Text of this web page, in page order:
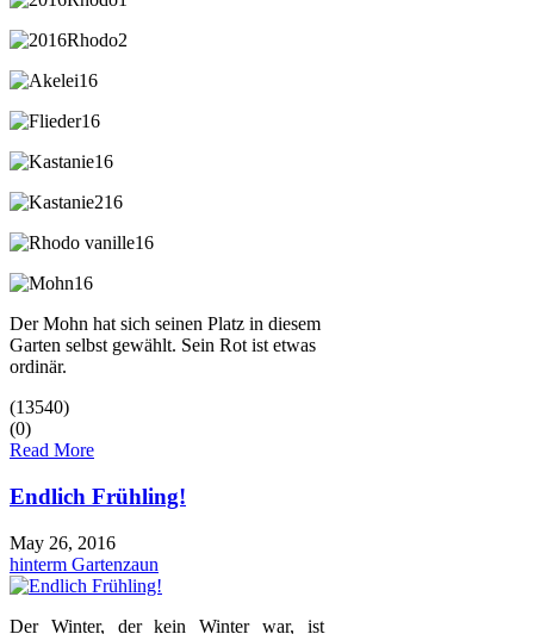
Der Mohn hat sich seinen Platz in diesem
Garten selbst gewählt. Sein Rot ist etwas
ordinär.
(13540)
(0)
Read More
Endlich Frühling!
May 26, 2016
hinterm Gartenzaun
Der Winter, der kein Winter war, ist